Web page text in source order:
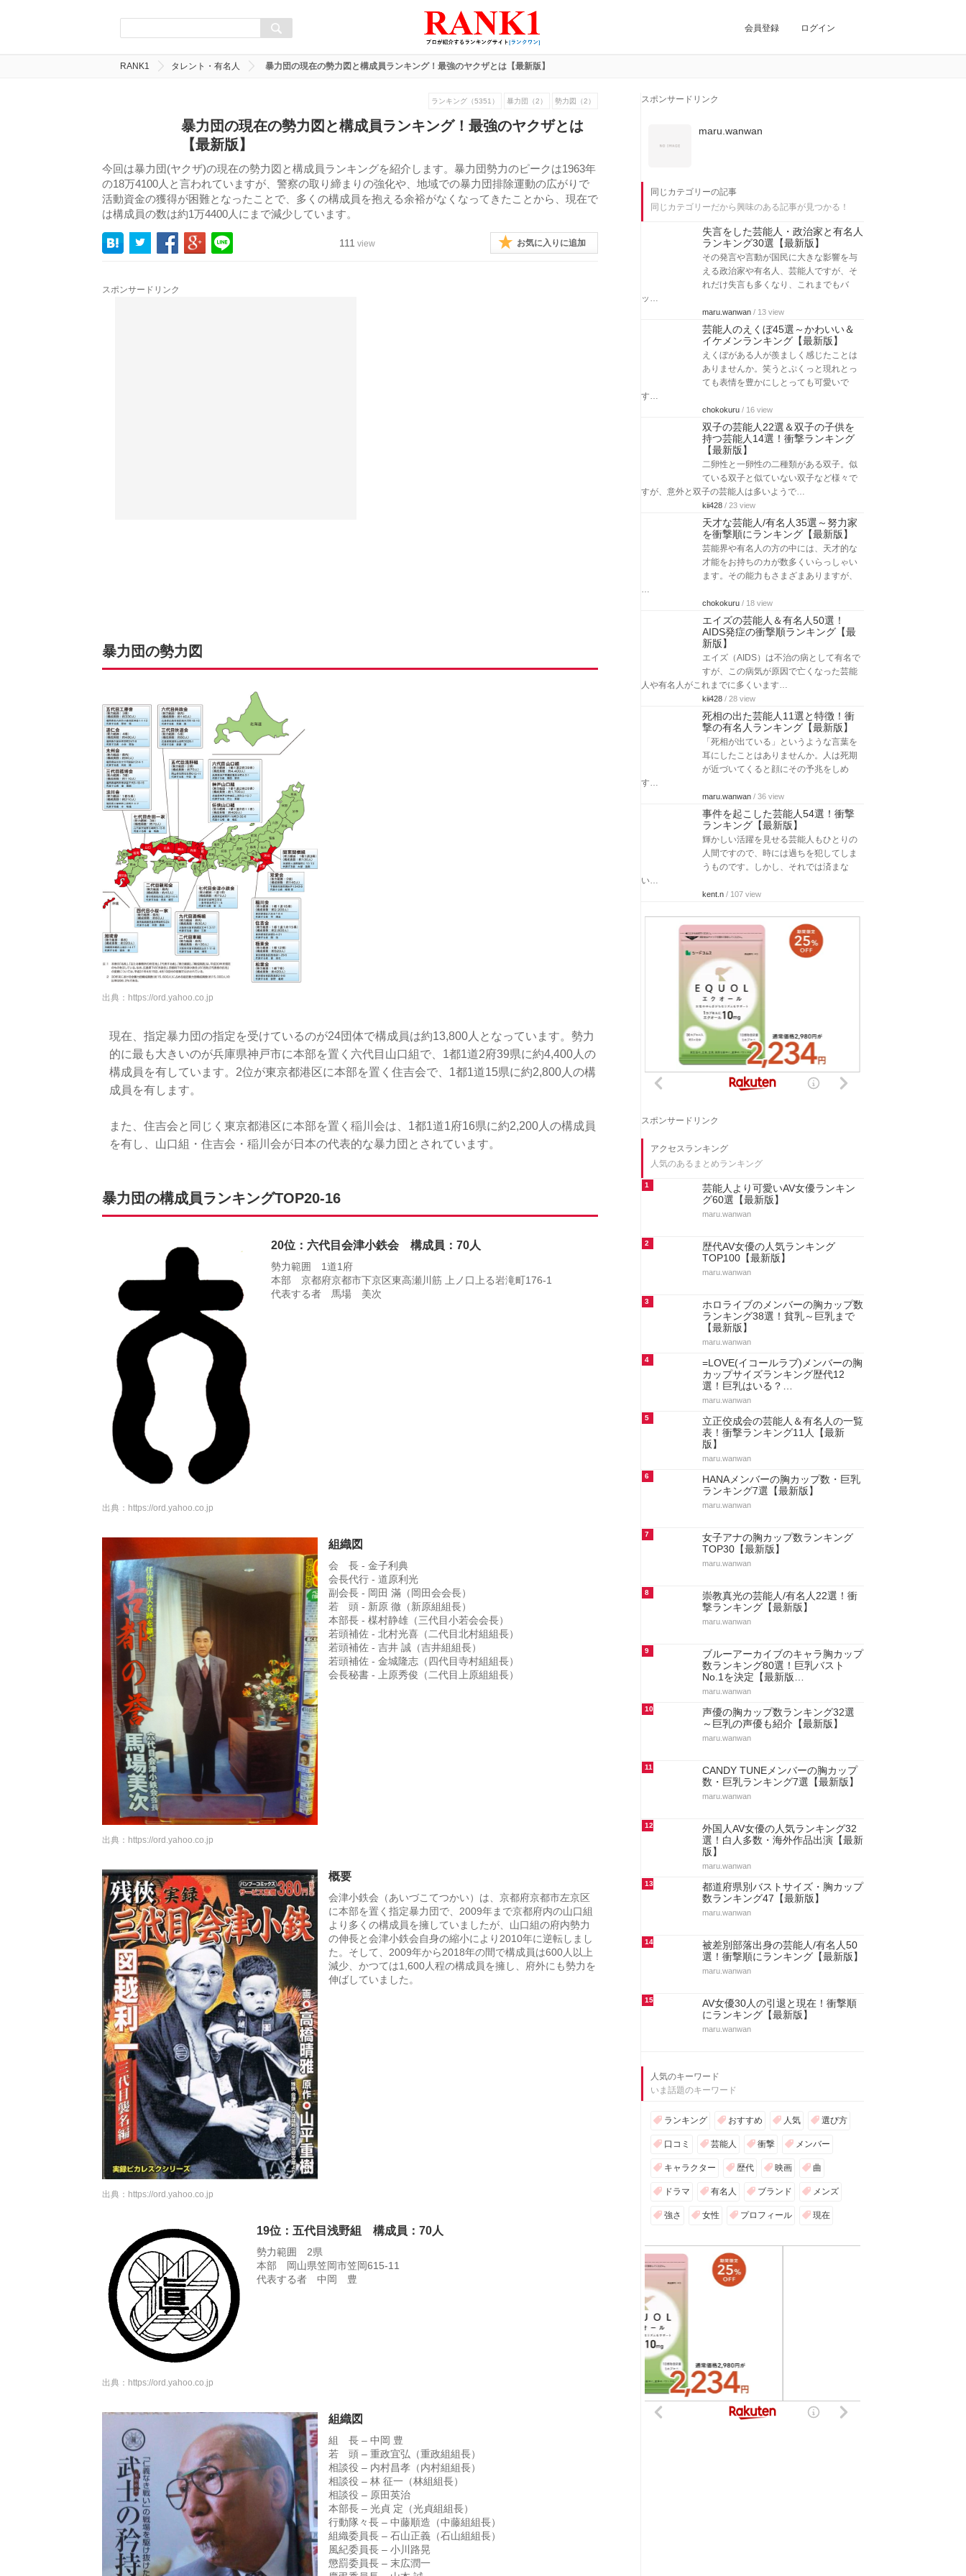
会員登録 ログイン
RANK1 タレント・有名人 暴力団の現在の勢力図と構成員ランキング！最強のヤクザとは【最新版】
ランキング（5351） 暴力団（2） 勢力図（2）
暴力団の現在の勢力図と構成員ランキング！最強のヤクザとは
【最新版】
今回は暴力団(ヤクザ)の現在の勢力図と構成員ランキングを紹介します。暴力団勢力のピークは1963年
の18万4100人と言われていますが、警察の取り締まりの強化や、地域での暴力団排除運動の広がりで
活動資金の獲得が困難となったことで、多くの構成員を抱える余裕がなくなってきたことから、現在で
は構成員の数は約1万4400人にまで減少しています。
111 view お気に入りに追加
スポンサードリンク
暴力団の勢力図
出典： https://ord.yahoo.co.jp
現在、指定暴力団の指定を受けているのが24団体で構成員は約13,800人となっています。勢力
的に最も大きいのが兵庫県神戸市に本部を置く六代目山口組で、1都1道2府39県に約4,400人の
構成員を有しています。2位が東京都港区に本部を置く住吉会で、1都1道15県に約2,800人の構
成員を有します。
また、住吉会と同じく東京都港区に本部を置く稲川会は、1都1道1府16県に約2,200人の構成員
を有し、山口組・住吉会・稲川会が日本の代表的な暴力団とされています。
暴力団の構成員ランキングTOP20-16
20位：六代目会津小鉄会 構成員：70人
勢力範囲 1道1府
本部 京都府京都市下京区東高瀬川筋 上ノ口上る岩滝町176-1
代表する者 馬場 美次
出典： https://ord.yahoo.co.jp
組織図
会 長 - 金子利典
会長代行 - 道原利光
副会長 - 岡田 滿（岡田会会長）
若 頭 - 新原 徹（新原組組長）
本部長 - 楳村静雄（三代目小若会会長）
若頭補佐 - 北村光喜（二代目北村組組長）
若頭補佐 - 吉井 誠（吉井組組長）
若頭補佐 - 金城隆志（四代目寺村組組長）
会長秘書 - 上原秀俊（二代目上原組組長）
出典： https://ord.yahoo.co.jp
概要
会津小鉄会（あいづこてつかい）は、京都府京都市左京区
に本部を置く指定暴力団で、2009年まで京都府内の山口組
より多くの構成員を擁していましたが、山口組の府内勢力
の伸長と会津小鉄会自身の縮小により2010年に逆転しまし
た。そして、2009年から2018年の間で構成員は600人以上
減少、かつては1,600人程の構成員を擁し、府外にも勢力を
伸ばしていました。
出典： https://ord.yahoo.co.jp
19位：五代目浅野組 構成員：70人
勢力範囲 2県
本部 岡山県笠岡市笠岡615-11
代表する者 中岡 豊
出典： https://ord.yahoo.co.jp
組織図
組 長 – 中岡 豊
若 頭 – 重政宜弘（重政組組長）
相談役 – 内村昌孝（内村組組長）
相談役 – 林 征一（林組組長）
相談役 – 原田英治
本部長 – 光貞 定（光貞組組長）
行動隊々長 – 中藤順造（中藤組組長）
組織委員長 – 石山正義（石山組組長）
風紀委員長 – 小川路晃
懲罰委員長 – 末広潤一
スポンサードリンク
maru.wanwan
同じカテゴリーの記事
同じカテゴリーだから興味のある記事が見つかる！
失言をした芸能人・政治家と有名人
ランキング30選【最新版】
その発言や言動が国民に大きな影響を与
える政治家や有名人、芸能人ですが、そ
れだけ失言も多くなり、これまでもバ
ッ…
maru.wanwan / 13 view
芸能人のえくぼ45選～かわいい＆
イケメンランキング【最新版】
えくぼがある人が羨ましく感じたことは
ありませんか。笑うとぷくっと現れとっ
ても表情を豊かにしとっても可愛いで
す…
chokokuru / 16 view
双子の芸能人22選＆双子の子供を
持つ芸能人14選！衝撃ランキング
【最新版】
二卵性と一卵性の二種類がある双子。似
ている双子と似ていない双子など様々で
すが、意外と双子の芸能人は多いようで…
kii428 / 23 view
天才な芸能人/有名人35選～努力家
を衝撃順にランキング【最新版】
芸能界や有名人の方の中には、天才的な
才能をお持ちのカが数多くいらっしゃい
ます。その能力もさまざまありますが、
…
chokokuru / 18 view
エイズの芸能人＆有名人50選！
AIDS発症の衝撃順ランキング【最
新版】
エイズ（AIDS）は不治の病として有名で
すが、この病気が原因で亡くなった芸能
人や有名人がこれまでに多くいます…
kii428 / 28 view
死相の出た芸能人11選と特徴！衝
撃の有名人ランキング【最新版】
「死相が出ている」というような言葉を
耳にしたことはありませんか。人は死期
が近づいてくると顔にその予兆をしめ
す…
maru.wanwan / 36 view
事件を起こした芸能人54選！衝撃
ランキング【最新版】
輝かしい活躍を見せる芸能人もひとりの
人間ですので、時には過ちを犯してしま
うものです。しかし、それでは済まな
い…
kent.n / 107 view
スポンサードリンク
アクセスランキング
人気のあるまとめランキング
1
芸能人より可愛いAV女優ランキン
グ60選【最新版】
maru.wanwan
2
歴代AV女優の人気ランキング
TOP100【最新版】
maru.wanwan
3
ホロライブのメンバーの胸カップ数
ランキング38選！貧乳～巨乳まで
【最新版】
maru.wanwan
4
=LOVE(イコールラブ)メンバーの胸
カップサイズランキング歴代12
選！巨乳はいる？…
maru.wanwan
5
立正佼成会の芸能人＆有名人の一覧
表！衝撃ランキング11人【最新
版】
maru.wanwan
6
HANAメンバーの胸カップ数・巨乳
ランキング7選【最新版】
maru.wanwan
7
女子アナの胸カップ数ランキング
TOP30【最新版】
maru.wanwan
8
崇教真光の芸能人/有名人22選！衝
撃ランキング【最新版】
maru.wanwan
9
ブルーアーカイブのキャラ胸カップ
数ランキング80選！巨乳バスト
No.1を決定【最新版…
maru.wanwan
10
声優の胸カップ数ランキング32選
～巨乳の声優も紹介【最新版】
maru.wanwan
11
CANDY TUNEメンバーの胸カップ
数・巨乳ランキング7選【最新版】
maru.wanwan
12
外国人AV女優の人気ランキング32
選！白人多数・海外作品出演【最新
版】
maru.wanwan
13
都道府県別バストサイズ・胸カップ
数ランキング47【最新版】
maru.wanwan
14
被差別部落出身の芸能人/有名人50
選！衝撃順にランキング【最新版】
maru.wanwan
15
AV女優30人の引退と現在！衝撃順
にランキング【最新版】
maru.wanwan
人気のキーワード
いま話題のキーワード
ランキング おすすめ 人気 選び方
口コミ 芸能人 衝撃 メンバー
キャラクター 歴代 映画 曲
ドラマ 有名人 ブランド メンズ
強さ 女性 プロフィール 現在